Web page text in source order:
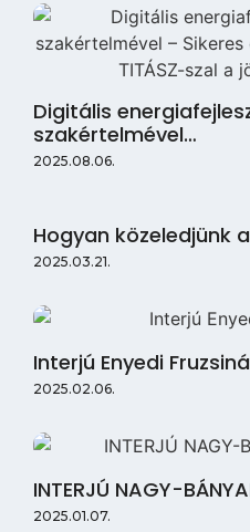
Digitális
szakértelmével…
2025.08.06.
Hogyan közeledjünk
2025.03.21.
Interjú Enyedi
2025.02.06.
INTERJÚ NAGY-
2025.01.07.